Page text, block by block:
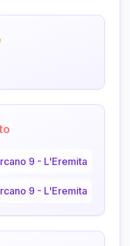
9 - L'Eremita
9 - L'Eremita